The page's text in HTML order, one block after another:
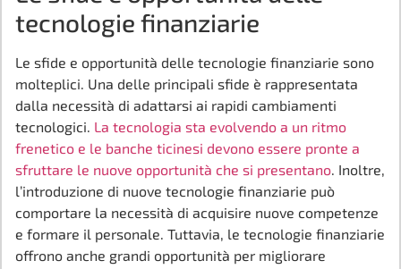
tecnologie finanziarie
Le sfide e opportunità delle tecnologie finanziarie sono
molteplici. Una delle principali sfide è rappresentata
dalla necessità di adattarsi ai rapidi cambiamenti
tecnologici. La tecnologia sta evolvendo a un ritmo
frenetico e le banche ticinesi devono essere pronte a
sfruttare le nuove opportunità che si presentano. Inoltre,
l’introduzione di nuove tecnologie finanziarie può
comportare la necessità di acquisire nuove competenze
e formare il personale. Tuttavia, le tecnologie finanziarie
offrono anche grandi opportunità per migliorare